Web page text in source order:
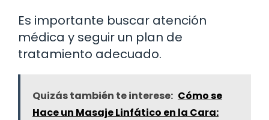
Es importante buscar atención
médica y seguir un plan de
tratamiento adecuado.
Quizás también te interese: Cómo se
Hace un Masaje Linfático en la Cara: